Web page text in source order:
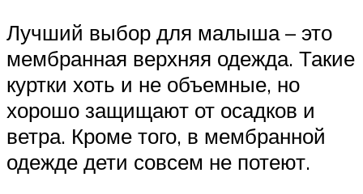
Лучший выбор для малыша – это
мембранная верхняя одежда. Такие
куртки хоть и не объемные, но
хорошо защищают от осадков и
ветра. Кроме того, в мембранной
одежде дети совсем не потеют.